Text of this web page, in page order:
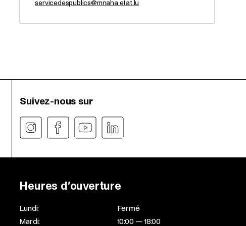
servicedespublics@mnaha.etat.lu
Suivez-nous sur
Heures d’ouverture
Lundi:
Fermé
Mardi:
10:00 — 18:00